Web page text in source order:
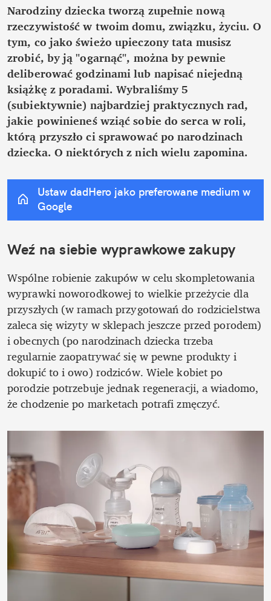
Narodziny dziecka tworzą zupełnie nową
rzeczywistość w twoim domu, związku, życiu. O
tym, co jako świeżo upieczony tata musisz
zrobić, by ją "ogarnąć", można by pewnie
deliberować godzinami lub napisać niejedną
książkę z poradami. Wybraliśmy 5
(subiektywnie) najbardziej praktycznych rad,
jakie powinieneś wziąć sobie do serca w roli,
którą przyszło ci sprawować po narodzinach
dziecka. O niektórych z nich wielu zapomina.
Ustaw dadHero jako preferowane medium w
Google
Weź na siebie wyprawkowe zakupy
Wspólne robienie zakupów w celu skompletowania
wyprawki noworodkowej to wielkie przeżycie dla
przyszłych (w ramach przygotowań do rodzicielstwa
zaleca się wizyty w sklepach jeszcze przed porodem)
i obecnych (po narodzinach dziecka trzeba
regularnie zaopatrywać się w pewne produkty i
dokupić to i owo) rodziców. Wiele kobiet po
porodzie potrzebuje jednak regeneracji, a wiadomo,
że chodzenie po marketach potrafi zmęczyć.